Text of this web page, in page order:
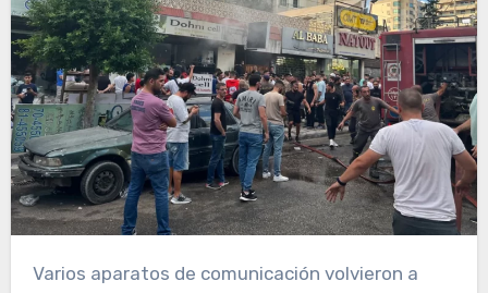
Varios aparatos de comunicación volvieron a